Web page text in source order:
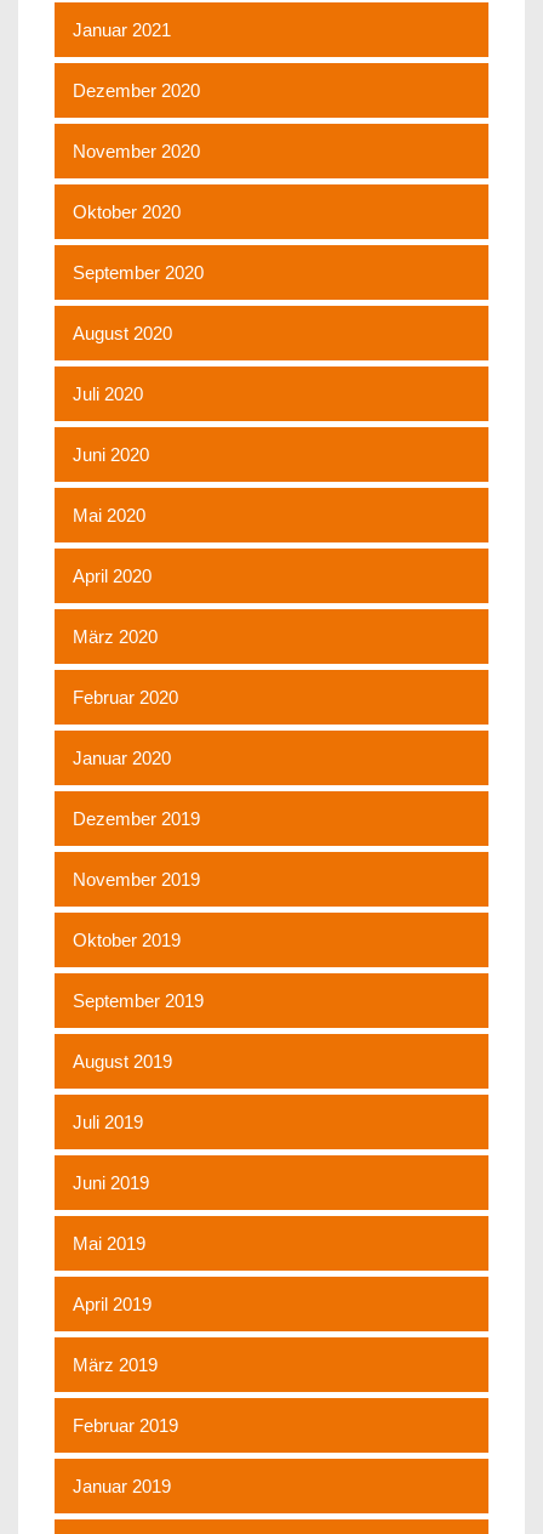
Januar 2021
Dezember 2020
November 2020
Oktober 2020
September 2020
August 2020
Juli 2020
Juni 2020
Mai 2020
April 2020
März 2020
Februar 2020
Januar 2020
Dezember 2019
November 2019
Oktober 2019
September 2019
August 2019
Juli 2019
Juni 2019
Mai 2019
April 2019
März 2019
Februar 2019
Januar 2019